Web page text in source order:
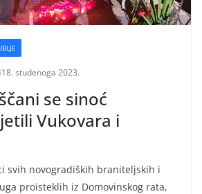
18. studenoga 2023.
se sinoć
Vukovara i
svih novogradiških braniteljskih i
proisteklih iz Domovinskog rata,